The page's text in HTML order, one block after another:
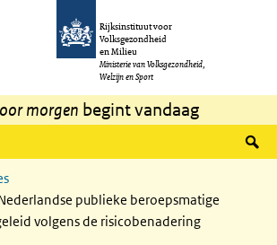
inhoud gaan
Rijksinstituut voor
Volksgezondheid
en Milieu
Ministerie van Volksgezondheid,
Welzijn en Sport
morgen begint vandaag
publieke beroepsmatige
volgens de risicobenadering